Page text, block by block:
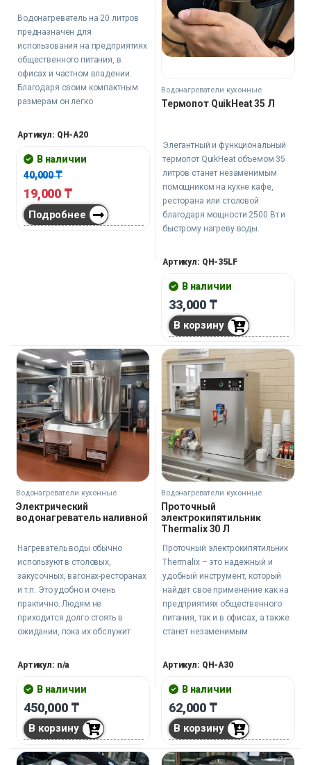
Водонагреватель на 20 литров
предназначен для
использования на предприятиях
общественного питания, в
офисах и частном владении.
Благодаря своим компактным
размерам он легко
небольшой кухне или в офисе.
Артикул: QH-A20
В наличии
40,000₸
19,000 ₸
Подробнее
Водонагреватели кухонные
Термопот QuikHeat 35 Л
Элегантный и функциональный
термопот QuikHeat объемом 35
литров станет незаменимым
помощником на кухне кафе,
ресторана или столовой
благодаря мощности 2500 Вт и
быстрому нагреву воды.
Артикул: QH-35LF
В наличии
33,000 ₸
В корзину
Водонагреватели кухонные
Электрический
водонагреватель наливной
Нагреватель воды обычно
используют в столовых,
закусочных, вагонах-ресторанах
и т.п. Это удобно и очень
практично. Людям не
приходится долго стоять в
ожидании, пока их обслужит
нагревателю и набрать воды.
Артикул: n/a
В наличии
450,000 ₸
В корзину
Водонагреватели кухонные
Проточный
элеĸтроĸипятильниĸ
Thermalix 30 Л
Проточный электрокипятильник
Thermalix – это надежный и
удобный инструмент, который
найдет свое применение как на
предприятиях общественного
питания, так и в офисах, а также
станет незаменимым
фестивалей и ярмарок.
Артикул: QH-A30
В наличии
62,000 ₸
В корзину